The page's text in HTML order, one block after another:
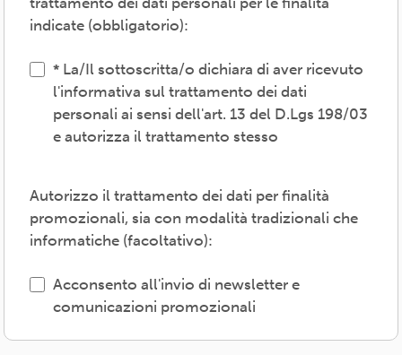
fondamentali -anche mediante attività,
convenzioni e servizi-, provvedere agli
vigenti, inviare comunicazioni promozionali.
Il trattamento verrà effettuato: con modalità
cartacea e/o informatica; in modo lecito,
interni e/o comunicando i dati a soggetti
esterni (amministrazioni/autorità; fornitori di
specifici servizi di supporto -es. consulenza
promossi, partecipati o convenzionati).
indicate (obbligatorio):
La/Il sottoscritta/o dichiara di aver ricevuto
l'informativa sul trattamento dei dati
personali ai sensi dell'art. 13 del D.Lgs 198/03
e autorizza il trattamento stesso
Autorizzo il trattamento dei dati per finalità
promozionali, sia con modalità tradizionali che
informatiche (facoltativo):
Acconsento all'invio di newsletter e
comunicazioni promozionali